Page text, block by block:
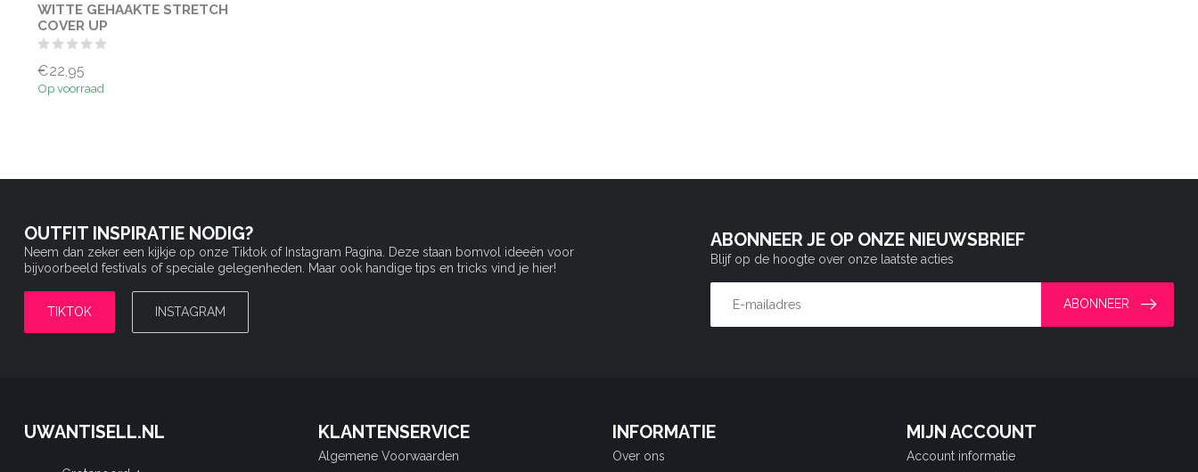
WITTE GEHAAKTE STRETCH
COVER UP
€22,95
Op voorraad
OUTFIT INSPIRATIE NODIG?
Neem dan zeker een kijkje op onze Tiktok of Instagram Pagina. Deze staan bomvol ideeën voor
bijvoorbeeld festivals of speciale gelegenheden. Maar ook handige tips en tricks vind je hier!
TIKTOK INSTAGRAM
ABONNEER JE OP ONZE NIEUWSBRIEF
Blijf op de hoogte over onze laatste acties
ABONNEER
UWANTISELL.NL KLANTENSERVICE
Algemene Voorwaarden
INFORMATIE
Over ons
MIJN ACCOUNT
Account informatie